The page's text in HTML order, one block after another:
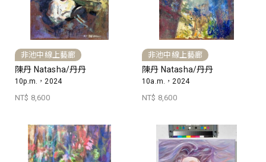
非池中線上藝廊
陳丹 Natasha/丹丹
10p.m.，2024
NT$ 8,600
非池中線上藝廊
陳丹 Natasha/丹丹
10a.m.，2024
NT$ 8,600